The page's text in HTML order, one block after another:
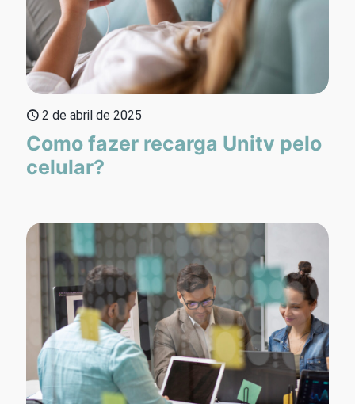
2 de abril de 2025
Como fazer recarga Unitv pelo
celular?